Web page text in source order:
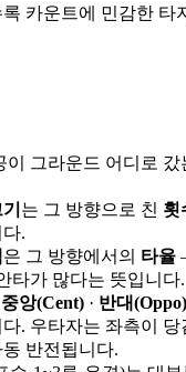
카운트에 민감한 타
이 그라운드 어디로
는 그 방향으로 친 횟
.
은 그 방향에서의 타율
타가 많다는 뜻입니다.
중앙(Cent) · 반대(Oppo)
. 우타자는 좌측이 당
반전됩니다.